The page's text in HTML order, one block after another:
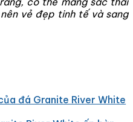
vẻ đẹp tinh tế và sang
đá Granite River White